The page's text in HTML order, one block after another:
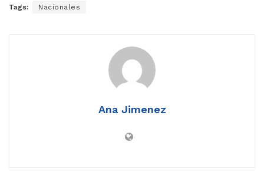
Tags: Nacionales
Ana Jimenez